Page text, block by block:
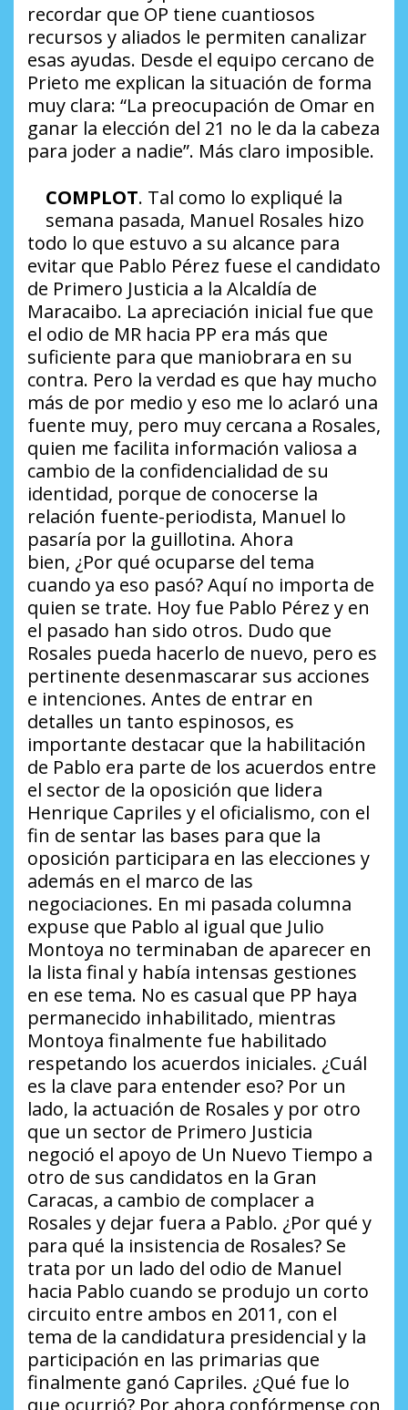
recordar que OP tiene cuantiosos
recursos y aliados le permiten canalizar
esas ayudas. Desde el equipo cercano de
Prieto me explican la situación de forma
muy clara: “La preocupación de Omar en
ganar la elección del 21 no le da la cabeza
para joder a nadie”. Más claro imposible.
COMPLOT. Tal como lo expliqué la
semana pasada, Manuel Rosales hizo
todo lo que estuvo a su alcance para
evitar que Pablo Pérez fuese el candidato
de Primero Justicia a la Alcaldía de
Maracaibo. La apreciación inicial fue que
el odio de MR hacia PP era más que
suficiente para que maniobrara en su
contra. Pero la verdad es que hay mucho
más de por medio y eso me lo aclaró una
fuente muy, pero muy cercana a Rosales,
quien me facilita información valiosa a
cambio de la confidencialidad de su
identidad, porque de conocerse la
relación fuente-periodista, Manuel lo
pasaría por la guillotina. Ahora
bien, ¿Por qué ocuparse del tema
cuando ya eso pasó?Aquí no importa de
quien se trate. Hoy fue Pablo Pérez y en
el pasado han sido otros. Dudo que
Rosales pueda hacerlo de nuevo, pero es
pertinente desenmascarar sus acciones
e intenciones. Antes de entrar en
detalles un tanto espinosos, es
importante destacar que la habilitación
de Pablo era parte de los acuerdos entre
el sector de la oposición que lidera
Henrique Capriles y el oficialismo, con el
fin de sentar las bases para que la
oposición participara en las elecciones y
además en el marco de las
negociaciones. En mi pasada columna
expuse que Pablo al igual que Julio
Montoya no terminaban de aparecer en
la lista final y había intensas gestiones
en ese tema. No es casual que PP haya
permanecido inhabilitado, mientras
Montoya finalmente fue habilitado
respetando los acuerdos iniciales. ¿Cuál
es la clave para entender eso? Por un
lado, la actuación de Rosales y por otro
que un sector de Primero Justicia
negoció el apoyo de Un Nuevo Tiempo a
otro de sus candidatos en la Gran
Caracas, a cambio de complacer a
Rosales y dejar fuera a Pablo. ¿Por qué y
para qué la insistencia de Rosales? Se
trata por un lado del odio de Manuel
hacia Pablo cuando se produjo un corto
circuito entre ambos en 2011, con el
tema de la candidatura presidencial y la
participación en las primarias que
finalmente ganó Capriles. ¿Qué fue lo